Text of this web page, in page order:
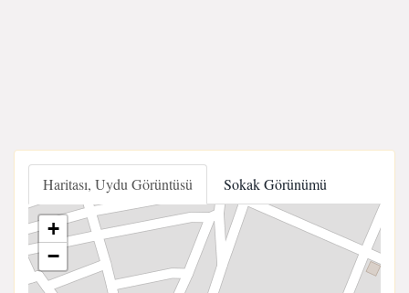
Haritası, Uydu Görüntüsü Sokak Görünümü
+
−